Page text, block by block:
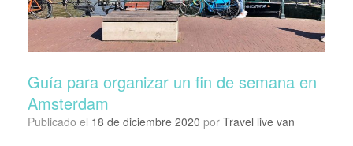
Guía para organizar un fin de semana en
Amsterdam
Publicado el 18 de diciembre 2020 por Travel live van